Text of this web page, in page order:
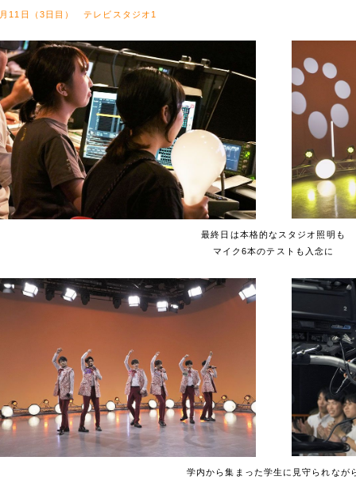
11日（3日目） テレビスタジオ1
最終日は本格的なスタジオ照明も
マイク6本のテストも入念に
学内から集まった学生に見守られなが